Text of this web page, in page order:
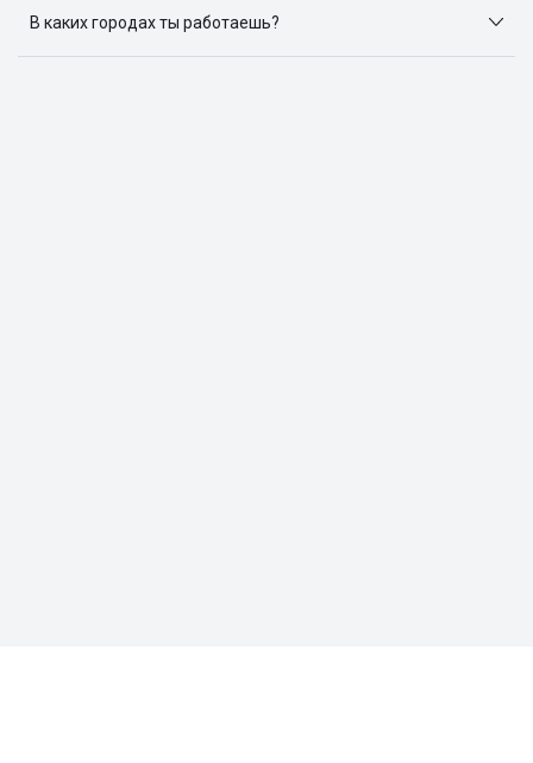
объявлений: ЦИАН, Домклик, Яндекс.Недвижимость,
Авито, Самолет.Плюс.
В каких городах ты работаешь?